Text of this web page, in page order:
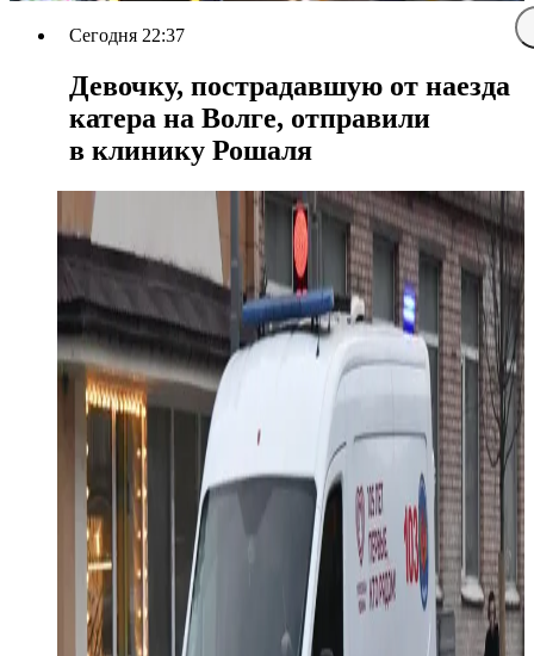
Сегодня 22:37
Девочку, пострадавшую от наезда
катера на Волге, отправили
в клинику Рошаля